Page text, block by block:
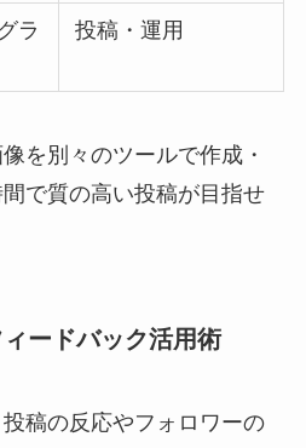
ラ
投稿・運用
を別々のツールで作成・
で質の高い投稿が目指せ
ードバック活用術
稿の反応やフォロワーの